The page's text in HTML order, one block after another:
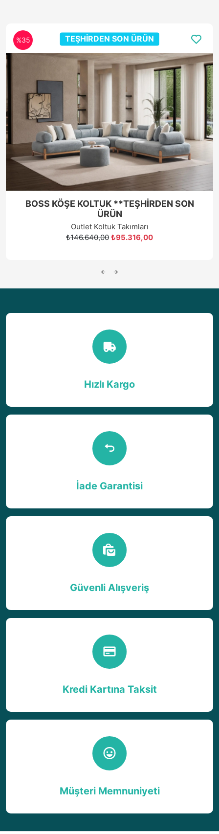
%35 **TEŞHİRDEN SON ÜRÜN
PERA KOLTUK TAKIMI *TEŞHİRDEN SON
ÜRÜN
Outlet Koltuk Takımları
₺66.000,00 ₺42.900,00
Hızlı Kargo
İade Garantisi
Güvenli Alışveriş
Kredi Kartına Taksit
Müşteri Memnuniyeti